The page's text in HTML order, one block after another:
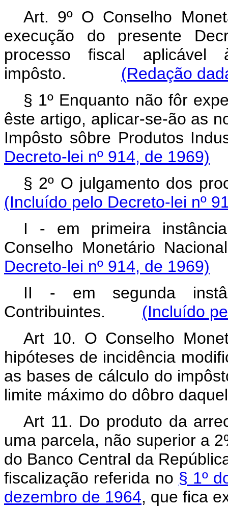
Art. 9º O Conselho
execução do presente
processo fiscal
impôsto. (Redação
§ 1º Enquanto não fôr
êste artigo, aplicar-se-ão as
Impôsto sôbre
Decreto-lei nº 914, de 1969)
§ 2º O julgamento dos
(Incluído pelo Decreto-lei nº
I - em primeira
Conselho Monetário
Decreto-lei nº 914, de 1969)
II - em segunda
Contribuintes. (Incluído
Art 10. O Conselho
hipóteses de incidência
as bases de cálculo do
limite máximo do dôbro
Art 11. Do produto da
uma parcela, não superior a
do Banco Central da
fiscalização referida no § 1º
dezembro de 1964, que fica